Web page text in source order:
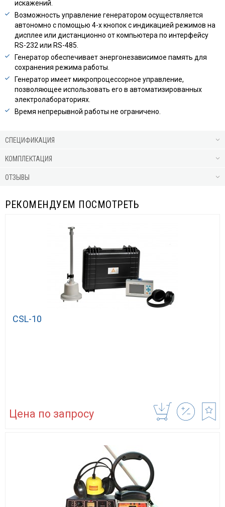
искажений.
Возможность управление генератором осуществляется
автономно с помощью 4-х кнопок с индикацией режимов на
дисплее или дистанционно от компьютера по интерфейсу
RS-232 или RS-485.
Генератор обеспечивает энергонезависимое память для
сохранения режима работы.
Генератор имеет микропроцессорное управление,
позволяющее использовать его в автоматизированных
электролабораториях.
Время непрерывной работы не ограничено.
СПЕЦИФИКАЦИЯ
КОМПЛЕКТАЦИЯ
ОТЗЫВЫ
РЕКОМЕНДУЕМ ПОСМОТРЕТЬ
CSL-10
Цена по запросу